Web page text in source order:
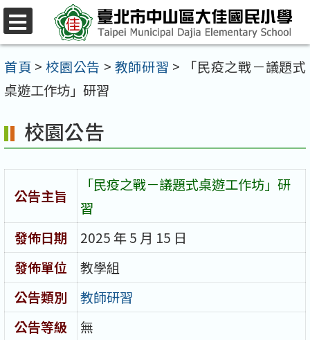
跳
至
主
要
容
區
首頁 > 校園公告 > 教師研習 >
「民疫之戰－議題式
桌遊工作坊」研習
校園公告
公告主旨
「民疫之戰－議題式桌遊工作坊」研
習
發佈日期
2025 年 5 月 15 日
發佈單位
教學組
公告類別
教師研習
公告等級
無
選
單